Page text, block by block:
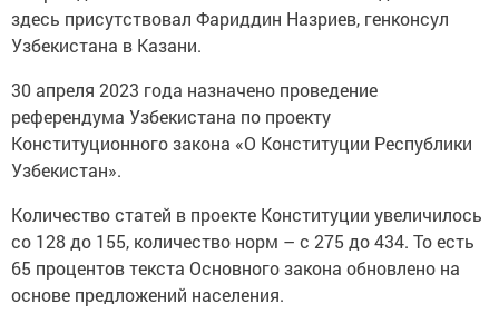
здесь присутствовал Фариддин Назриев, генконсул
Узбекистана в Казани.
30 апреля 2023 года назначено проведение
референдума Узбекистана по проекту
Конституционного закона «О Конституции Республики
Узбекистан».
Количество статей в проекте Конституции увеличилось
со 128 до 155, количество норм – с 275 до 434. То есть
65 процентов текста Основного закона обновлено на
основе предложений населения.